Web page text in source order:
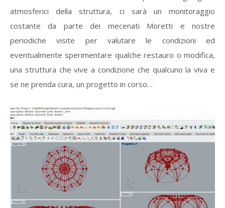
atmosferici della struttura, ci sarà un monitoraggio
costante da parte dei mecenati Moretti e nostre
periodiche visite per valutare le condizioni ed
eventualmente sperimentare qualche restauro o modifica,
una struttura che vive a condizione che qualcuno la viva e
se ne prenda cura, un progetto in corso…